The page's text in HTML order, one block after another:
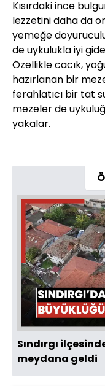
Kısırdaki ince
lezzetini daha da
yemeğe
de uykulukla iyi
Özellikle cacık,
hazırlanan bir
ferahlatıcı bir tat
mezeler de
yakalar.
Sındırgı
meydana geldi​​​​​​​